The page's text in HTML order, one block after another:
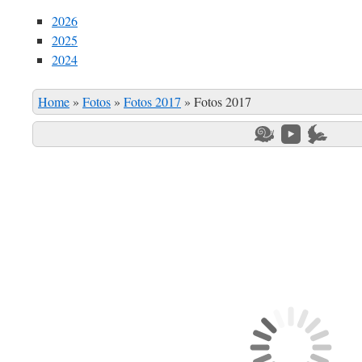
2026
2025
2024
Home » Fotos » Fotos 2017 » Fotos 2017